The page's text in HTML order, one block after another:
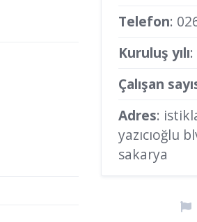
Telefon:
Kuruluş yılı
Çalışan
Adres:
yazıcıoğlu
sakarya